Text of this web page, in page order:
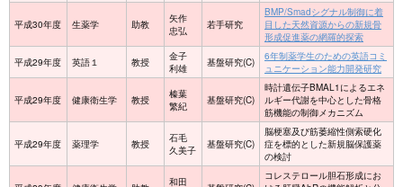
平成30年度 生薬学 助教
矢作
忠弘
若手研究
BMP/Smadシグナル制御に着
目した天然資源からの新規骨
形成促進薬の網羅的探索
平成29年度
英語１ 教授
金子
利雄
基盤研究(C)
6年制薬学生のための英語コミ
ュニケーション能力開発研究
平成29年度 健康衛生学 教授
榛葉
繁紀
基盤研究(C)
時計遺伝子BMAL1によるエネ
ルギー代謝を中心とした骨格
筋機能の制御メカニズム
平成29年度 薬理学 教授
石毛
久美子
基盤研究(C)
脳梗塞及び筋萎縮性側索硬化
症を標的とした新規脳保護薬
の検討
和田
コレステロール胆石形成にお